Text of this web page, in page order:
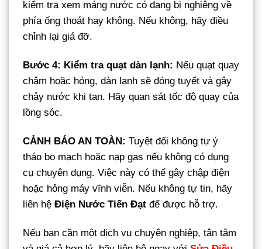
kiểm tra xem máng nước có đang bị nghiêng về
phía ống thoát hay không. Nếu không, hãy điều
chỉnh lại giá đỡ.
Bước 4: Kiểm tra quạt dàn lạnh: Nếu quạt quay
chậm hoặc hỏng, dàn lạnh sẽ đóng tuyết và gây
chảy nước khi tan. Hãy quan sát tốc độ quay của
lồng sóc.
CẢNH BÁO AN TOÀN: Tuyệt đối không tự ý
tháo bo mạch hoặc nạp gas nếu không có dụng
cụ chuyên dụng. Việc này có thể gây chập điện
hoặc hỏng máy vĩnh viễn. Nếu không tự tin, hãy
liên hệ Điện Nước Tiến Đạt để được hỗ trợ.
Nếu bạn cần một dịch vụ chuyên nghiệp, tận tâm